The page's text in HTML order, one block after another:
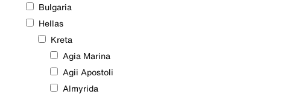
Bulgaria
Hellas
Område
Kreta
Agia Marina
Agii Apostoli
Almyrida